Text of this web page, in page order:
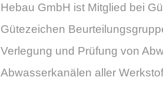
Hebau GmbH ist Mitglied bei
Gütezeichen
Verlegung und Prüfung von
Abwasserkanälen aller